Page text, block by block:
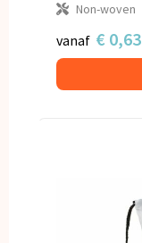
Non-woven
vanaf € 0,63